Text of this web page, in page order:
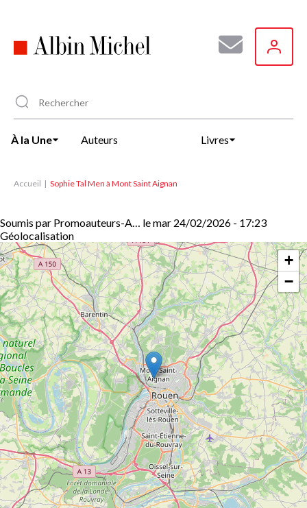
principal
À la Une Auteurs Livres
Accueil Sophie Tal Men à Mont Saint Aignan
Soumis par Promoauteurs-A… lemar 24/02/2026 - 17:23
Géolocalisation
+
−